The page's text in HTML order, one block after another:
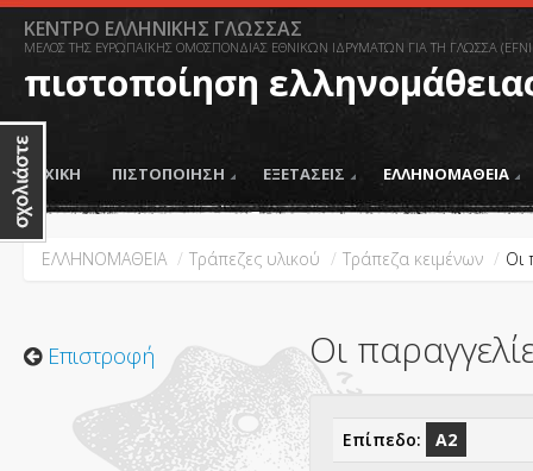
ΚΕΝΤΡΟ ΕΛΛΗΝΙΚΗΣ ΓΛΩΣΣΑΣ
ΜΕΛΟΣ ΤΗΣ ΕΥΡΩΠΑΪΚΗΣ ΟΜΟΣΠΟΝΔΙΑΣ ΕΘΝΙΚΩΝ ΙΔΡΥΜΑΤΩΝ ΓΙΑ ΤΗ ΓΛΩΣΣΑ
πιστοποίηση
ΑΡΧΙΚΗ ΠΙΣΤΟΠΟΙΗΣΗ ΕΞΕΤΑΣΕΙΣ ΕΛΛΗΝΟΜΑΘΕΙΑ
ΕΛΛΗΝΟΜΑΘΕΙΑ / Τράπεζες υλικού / Tράπεζα κειμένων / Οι
Επιστροφή Οι
Επίπεδο:
Α2